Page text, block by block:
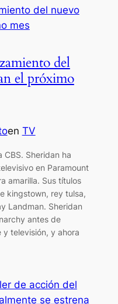
del
el próximo
en TV
CBS. Sheridan ha
en Paramount
amarilla. Sus títulos
kingstown, rey tulsa,
Landman. Sheridan
antes de
televisión, y ahora